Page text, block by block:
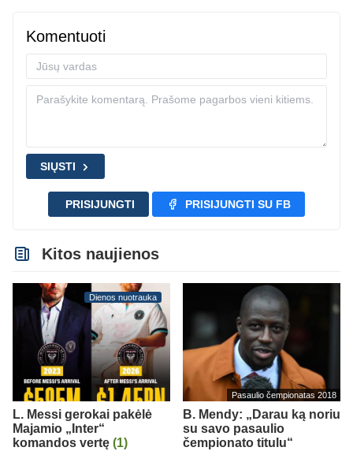
Komentuoti
SIŲSTI
PRISIJUNGTI PRISIJUNGTI SU FB
Kitos naujienos
Dienos nuotrauka
L. Messi gerokai pakėlė
Majamio „Inter“
komandos vertę (1)
Pasaulio čempionatas 2018
B. Mendy: „Darau ką noriu
su savo pasaulio
čempionato titulu“